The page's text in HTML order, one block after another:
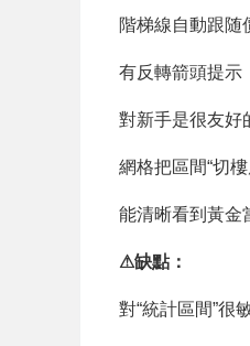
階梯線自動跟随
有反轉箭頭提示
對新手是很友好
網格把區間“切樓
能清晰看到黃金
⚠缺點：
對“統計區間”很